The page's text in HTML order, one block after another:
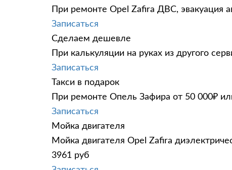
При ремонте Opel Zafira ДВС, эвакуация
Записаться
Сделаем дешевле
При калькуляции на руках из другого
Записаться
Такси в подарок
При ремонте Опель Зафира от 50 000₽
Записаться
Мойка двигателя
Мойка двигателя Opel Zafira
3961 руб